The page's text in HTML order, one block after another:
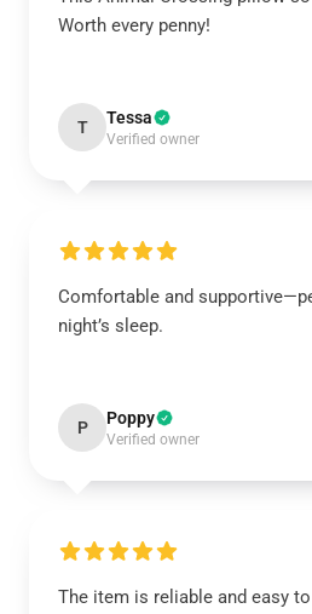
Worth every penny!
T Tessa
Verified owner
Comfortable and
night’s sleep.
P Poppy
Verified owner
The item is reliable and easy